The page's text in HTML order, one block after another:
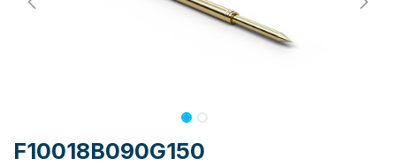
F10018B090G150